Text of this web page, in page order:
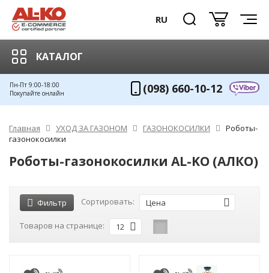
RU
КАТАЛОГ
Пн-Пт 9:00-18:00
Покупайте онлайн
(098) 660-10-12
Главная УХОД ЗА ГАЗОНОМ ГАЗОНОКОСИЛКИ
Роботы-
газонокосилки
Роботы-газонокосилки AL-KO (АЛКО)
Фильтр Сортировать: Цена
Товаров на странице: 12